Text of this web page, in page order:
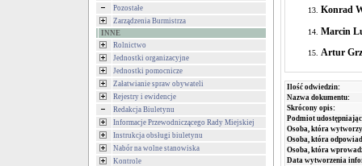
Pozostałe
Zarządzenia Burmistrza
INNE
Rolnictwo
Jednostki organizacyjne
Jednostki pomocnicze
Załatwianie spraw obywateli
Rejestry i ewidencje
Redakcja Biuletynu
Informacje Przewodniczącego Rady Miejskiej
Instrukcja obsługi biuletynu
Nabór na wolne stanowiska
Kontrole
Konrad
Marcin
Artur
Ilość odwiedzin:
Nazwa dokumentu:
Skrócony opis:
Podmiot
Osoba, która
Osoba, która
Osoba, która
Data wytworzenia